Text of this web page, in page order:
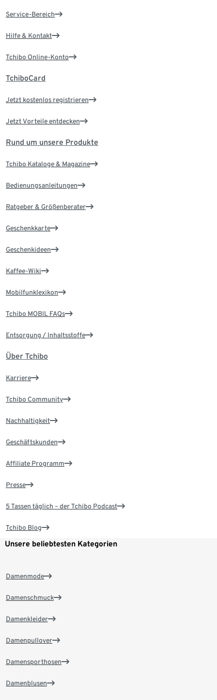
Service-Bereich
Hilfe & Kontakt
Tchibo Online-Konto
TchiboCard
Jetzt kostenlos registrieren
Jetzt Vorteile entdecken
Rund um unsere Produkte
Tchibo Kataloge & Magazine
Bedienungsanleitungen
Ratgeber & Größenberater
Geschenkkarte
Geschenkideen
Kaffee-Wiki
Mobilfunklexikon
Tchibo MOBIL FAQs
Entsorgung / Inhaltsstoffe
Über Tchibo
Karriere
Tchibo Community
Nachhaltigkeit
Geschäftskunden
Affiliate Programm
Presse
5 Tassen täglich – der Tchibo Podcast
Tchibo Blog
Unsere beliebtesten Kategorien
Damenmode
Damenschmuck
Damenkleider
Damenpullover
Damensporthosen
Damenblusen